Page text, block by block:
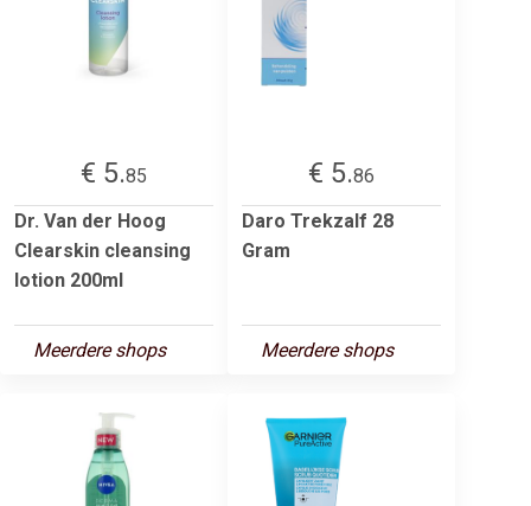
€ 5.85
Dr. Van der Hoog
Clearskin cleansing
lotion 200ml
Meerdere shops
€ 5.86
Daro Trekzalf 28
Gram
Meerdere shops